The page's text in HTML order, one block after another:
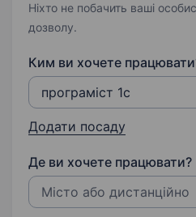
Ніхто не побачить ваші
дозволу.
Ким ви хочете
Додати посаду
Де ви хочете працювати?